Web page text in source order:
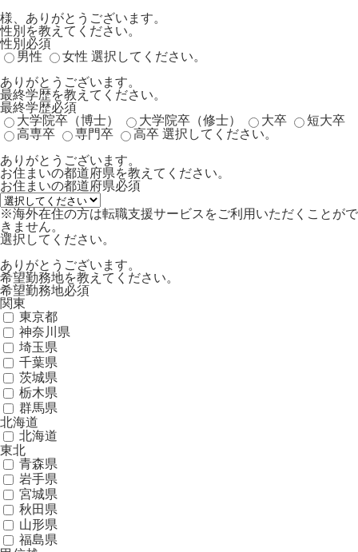
様、ありがとうございます。
性別を教えてください。
性別 必須
男性
女性 選択してください。
ありがとうございます。
最終学歴を教えてください。
最終学歴必須
大学院卒（博士）
大学院卒（修士） 大卒
短大卒
高専卒
専門卒 高卒 選択してください。
ありがとうございます。
お住まいの都道府県を教えてください。
お住まいの都道府県必須
※海外在住の方は転職支援サービスをご利用いただくことがで
きません。
選択してください。
ありがとうございます。
希望勤務地を教えてください。
希望勤務地必須
関東
東京都
神奈川県
埼玉県
千葉県
茨城県
栃木県
群馬県
北海道
北海道
東北
青森県
岩手県
宮城県
秋田県
山形県
福島県